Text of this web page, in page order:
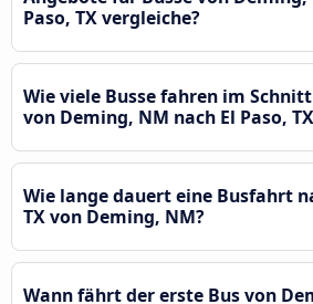
Paso, TX vergleiche?
Wie viele Busse fahren im
von Deming, NM nach El Paso,
Wie lange dauert eine Busfahrt
TX von Deming, NM?
Wann fährt der erste Bus von